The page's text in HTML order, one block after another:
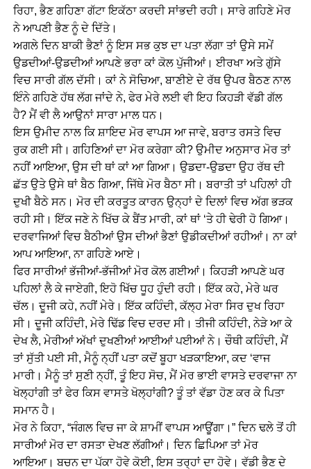
ਰਿਹਾ, ਭੈਣ ਗਹਿਣਾ ਗੱਟਾ ਇਕੱਠਾ ਕਰਦੀ ਸਾਂਭਦੀ ਰਹੀ। ਸਾਰੇ ਗਹਿਣੇ ਮੋਰ
ਨੇ ਆਪਣੀ ਭੈਣ ਨੂੰ ਦੇ ਦਿੱਤੇ।
ਅਗਲੇ ਦਿਨ ਬਾਕੀ ਭੈਣਾਂ ਨੂੰ ਇਸ ਸਭ ਕੁਝ ਦਾ ਪਤਾ ਲੱਗਾ ਤਾਂ ਉਸੇ ਸਮੇਂ
ਉਡਦੀਆਂ-ਉਡਦੀਆਂ ਆਪਣੇ ਭਰਾ ਕਾਂ ਕੋਲ ਪੁੱਜੀਆਂ। ਈਰਖਾ ਅਤੇ ਗੁੱਸੇ
ਵਿਚ ਸਾਰੀ ਗੱਲ ਦੱਸੀ। ਕਾਂ ਨੇ ਸੋਚਿਆ, ਬਾਣੀਏ ਦੇ ਰੱਥ ਉਪਰ ਬੈਠਣ ਨਾਲ
ਇੰਨੇ ਗਹਿਣੇ ਹੱਥ ਲੱਗ ਜਾਂਦੇ ਨੇ, ਫੇਰ ਮੇਰੇ ਲਈ ਵੀ ਇਹ ਕਿਹੜੀ ਵੱਡੀ ਗੱਲ
ਹੈ? ਮੈਂ ਵੀ ਲੈ ਆਉਨਾਂ ਸਾਰਾ ਮਾਲ ਧਨ।
ਇਸ ਉਮੀਦ ਨਾਲ ਕਿ ਸ਼ਾਇਦ ਮੋਰ ਵਾਪਸ ਆ ਜਾਵੇ, ਬਰਾਤ ਰਸਤੇ ਵਿਚ
ਰੁਕ ਗਈ ਸੀ। ਗਹਿਣਿਆਂ ਦਾ ਮੋਰ ਕਰੇਗਾ ਕੀ? ਉਮੀਦ ਅਨੁਸਾਰ ਮੋਰ ਤਾਂ
ਨਹੀਂ ਆਇਆ, ਉਸ ਦੀ ਥਾਂ ਕਾਂ ਆ ਗਿਆ। ਉਡਦਾ-ਉਡਦਾ ਉਹ ਰੱਥ ਦੀ
ਛੱਤ ਉਤੇ ਉਸੇ ਥਾਂ ਬੈਠ ਗਿਆ, ਜਿੱਥੇ ਮੋਰ ਬੈਠਾ ਸੀ। ਬਰਾਤੀ ਤਾਂ ਪਹਿਲਾਂ ਹੀ
ਦੁਖੀ ਬੈਠੇ ਸਨ। ਮੋਰ ਦੀ ਕਰਤੂਤ ਕਾਰਨ ਉਨ੍ਹਾਂ ਦੇ ਦਿਲਾਂ ਵਿਚ ਅੱਗ ਭੜਕ
ਰਹੀ ਸੀ। ਇੱਕ ਜਣੇ ਨੇ ਖਿੱਚ ਕੇ ਬੈਂਤ ਮਾਰੀ, ਕਾਂ ਥਾਂ ‘ਤੇ ਹੀ ਢੇਰੀ ਹੋ ਗਿਆ।
ਦਰਵਾਜਿਆਂ ਵਿਚ ਬੈਠੀਆਂ ਉਸ ਦੀਆਂ ਭੈਣਾਂ ਉਡੀਕਦੀਆਂ ਰਹੀਆਂ। ਨਾ ਕਾਂ
ਆਪ ਆਇਆ, ਨਾ ਗਹਿਣੇ ਆਏ।
ਫਿਰ ਸਾਰੀਆਂ ਭੱਜੀਆਂ-ਭੱਜੀਆਂ ਮੋਰ ਕੋਲ ਗਈਆਂ। ਕਿਹੜੀ ਆਪਣੇ ਘਰ
ਪਹਿਲਾਂ ਲੈ ਕੇ ਜਾਏਗੀ, ਇਹੋ ਖਿੱਚ ਧੂਹ ਹੁੰਦੀ ਰਹੀ। ਇੱਕ ਕਹੇ, ਮੇਰੇ ਘਰ
ਚੱਲ। ਦੂਜੀ ਕਹੇ, ਨਹੀਂ ਮੇਰੇ। ਇੱਕ ਕਹਿੰਦੀ, ਕੱਲ੍ਹ ਮੇਰਾ ਸਿਰ ਦੁਖ ਰਿਹਾ
ਸੀ। ਦੂਜੀ ਕਹਿੰਦੀ, ਮੇਰੇ ਢਿੱਡ ਵਿਚ ਦਰਦ ਸੀ। ਤੀਜੀ ਕਹਿੰਦੀ, ਨੇੜੇ ਆ ਕੇ
ਦੇਖ ਲੈ, ਮੇਰੀਆਂ ਅੱਖਾਂ ਦੁਖਣੀਆਂ ਆਈਆਂ ਪਈਆਂ ਨੇ। ਚੌਥੀ ਕਹਿੰਦੀ, ਮੈਂ
ਤਾਂ ਸੁੱਤੀ ਪਈ ਸੀ, ਮੈਨੂੰ ਨ੍ਹੀਂ ਪਤਾ ਕਦੋਂ ਬੂਹਾ ਖੜਕਾਇਆ, ਕਦ ‘ਵਾਜ
ਮਾਰੀ। ਮੈਨੂੰ ਤਾਂ ਸੁਣੀ ਨ੍ਹੀਂ, ਤੂੰ ਇਹ ਸੋਚ, ਮੈਂ ਮੋਰ ਭਾਈ ਵਾਸਤੇ ਦਰਵਾਜਾ ਨਾ
ਖੋਲ੍ਹਾਂਗੀ ਤਾਂ ਫੇਰ ਕਿਸ ਵਾਸਤੇ ਖੋਲ੍ਹਾਂਗੀ? ਤੂੰ ਤਾਂ ਵੱਡਾ ਹੋਣ ਕਰ ਕੇ ਪਿਤਾ
ਸਮਾਨ ਹੈ।
ਮੋਰ ਨੇ ਕਿਹਾ, “ਜੰਗਲ ਵਿਚ ਜਾ ਕੇ ਸ਼ਾਮੀਂ ਵਾਪਸ ਆਊਂਗਾ।” ਦਿਨ ਢਲੇ ਤੋਂ ਹੀ
ਸਾਰੀਆਂ ਮੋਰ ਦਾ ਰਸਤਾ ਦੇਖਣ ਲੱਗੀਆਂ। ਦਿਨ ਛਿਪਿਆ ਤਾਂ ਮੋਰ
ਆਇਆ। ਬਚਨ ਦਾ ਪੱਕਾ ਹੋਵੇ ਕੋਈ, ਇਸ ਤਰ੍ਹਾਂ ਦਾ ਹੋਵੇ। ਵੱਡੀ ਭੈਣ ਦੇ